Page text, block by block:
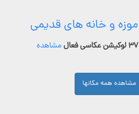
موزه و خانه های قدیمی
۳۷ لوکیشن عکاسی فعال مشاهده
مشاهده همه مکانها